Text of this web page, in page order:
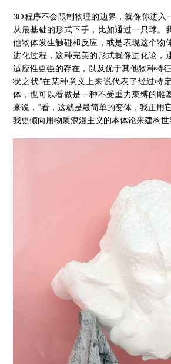
3D程序不会限制物理的边界，就像你进入
从最基础的形式下手，比如通过一只球。
他物体发生触碰和反应，或是表现这个物
进化过程，这种完美的形式就像进化论，
适应性更强的存在，以及优于其他物种特
状之状”在某种意义上来说代表了经过特
体，也可以看做是一种不受重力束缚的雕
来说，“看，这就是最简单的变体，我正用
我更倾向用物质浪漫主义的本体论来建构世